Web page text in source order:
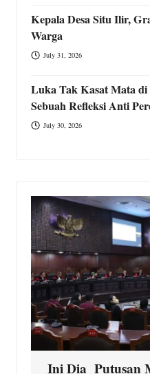
Kepala Desa Situ Ilir,
Warga
July 31, 2026
Luka Tak Kasat Mata
Sebuah Refleksi Anti
July 30, 2026
Ini Dia Putusan